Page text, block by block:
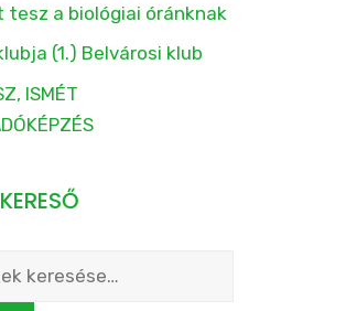
tesz a biológiai óránknak
(1.) Belvárosi klub
ISMÉT